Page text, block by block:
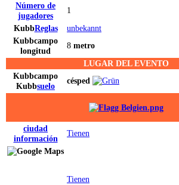
Número de
jugadores
1
KubbReglas
unbekannt
Kubbcampo
longitud
8 metro
LUGAR DEL EVENTO
Kubbcampo
Kubbsuelo
césped
ciudad
información
Tienen
Tienen